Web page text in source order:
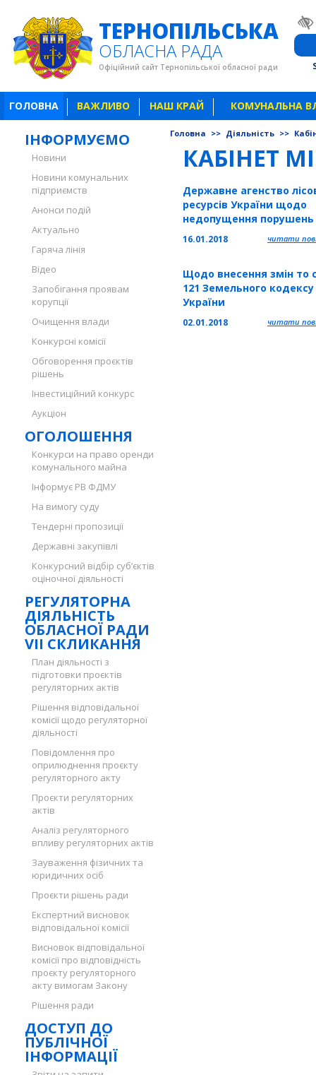
ТЕРНОПІЛЬСЬКА
ОБЛАСНА РАДА
Офіційний сайт Тернопільської обласної ради
ГОЛОВНА ВАЖЛИВО НАШ КРАЙ КОМУНАЛЬНА
ІНФОРМУЄМО
Новини
Новини комунальних
підприємств
Анонси подій
Актуально
Гаряча лінія
Відео
Запобігання проявам
корупції
Очищення влади
Конкурсні комісії
Обговорення проєктів
рішень
Інвестиційний конкурс
Аукціон
ОГОЛОШЕННЯ
Конкурси на право оренди
комунального майна
Інформує РВ ФДМУ
На вимогу суду
Тендерні пропозиції
Державні закупівлі
Конкурсний відбір суб’єктів
оціночної діяльності
РЕГУЛЯТОРНА
ДІЯЛЬНІСТЬ
ОБЛАСНОЇ РАДИ
VII СКЛИКАННЯ
План діяльності з
підготовки проєктів
регуляторних актів
Рішення відповідальної
комісії щодо регуляторної
діяльності
Повідомлення про
оприлюднення проєкту
регуляторного акту
Проєкти регуляторних
актів
Аналіз регуляторного
впливу регуляторних актів
Зауваження фізичних та
юридичних осіб
Проєкти рішень ради
Експертний висновок
відповідальної комісії
Висновок відповідальної
комісії про відповідність
проєкту регуляторного
акту вимогам Закону
Рішення ради
ДОСТУП ДО
ПУБЛІЧНОЇ
ІНФОРМАЦІЇ
Головна >> Діяльність >>
КАБІНЕТ
Державне агенство
ресурсів України щодо
недопущення порушень
час проведення торгів з
продажу необробленої
16.01.2018 читати
Щодо внесення змін то
121 Земельного кодексу
України
02.01.2018 читати